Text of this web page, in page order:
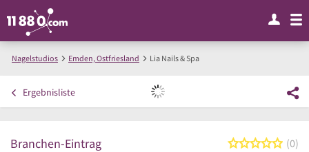
Nagelstudios Emden, Ostfriesland Lia Nails & Spa
Ergebnisliste
Branchen-Eintrag 00